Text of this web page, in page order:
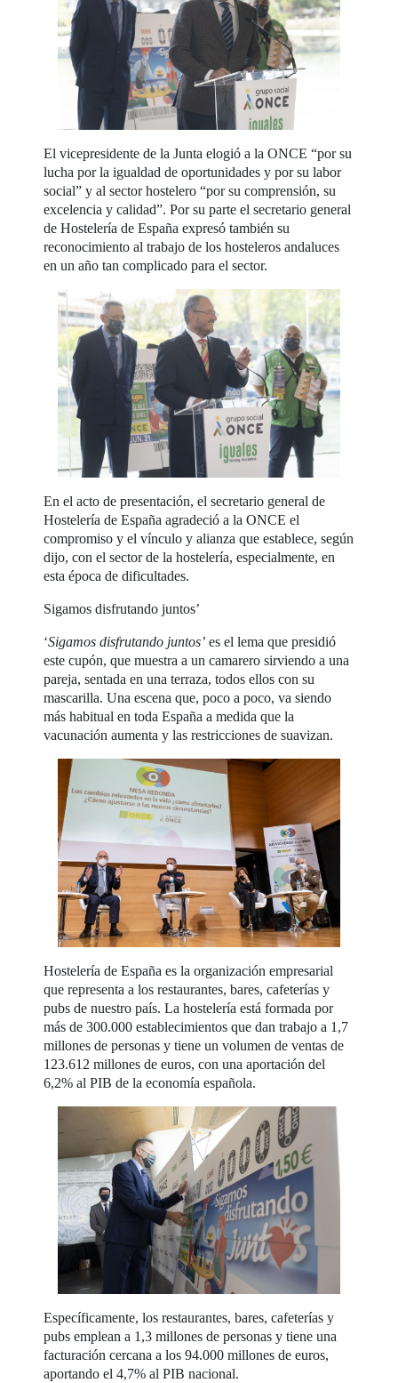
El vicepresidente de la Junta elogió a la ONCE “por su
lucha por la igualdad de oportunidades y por su labor
social” y al sector hostelero “por su comprensión, su
excelencia y calidad”. Por su parte el secretario general
de Hostelería de España expresó también su
reconocimiento al trabajo de los hosteleros andaluces
en un año tan complicado para el sector.
En el acto de presentación, el secretario general de
Hostelería de España agradeció a la ONCE el
compromiso y el vínculo y alianza que establece, según
dijo, con el sector de la hostelería, especialmente, en
esta época de dificultades.
Sigamos disfrutando juntos’
‘Sigamos disfrutando juntos’ es el lema que presidió
este cupón, que muestra a un camarero sirviendo a una
pareja, sentada en una terraza, todos ellos con su
mascarilla. Una escena que, poco a poco, va siendo
más habitual en toda España a medida que la
vacunación aumenta y las restricciones de suavizan.
Hostelería de España es la organización empresarial
que representa a los restaurantes, bares, cafeterías y
pubs de nuestro país. La hostelería está formada por
más de 300.000 establecimientos que dan trabajo a 1,7
millones de personas y tiene un volumen de ventas de
123.612 millones de euros, con una aportación del
6,2% al PIB de la economía española.
Específicamente, los restaurantes, bares, cafeterías y
pubs emplean a 1,3 millones de personas y tiene una
facturación cercana a los 94.000 millones de euros,
aportando el 4,7% al PIB nacional.